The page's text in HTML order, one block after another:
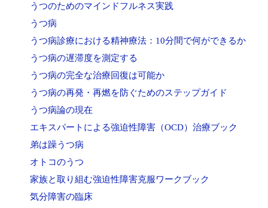
うつのためのマインドフルネス実践
うつ病
うつ病診療における精神療法：10分間で何ができるか
うつ病の遅滞度を測定する
うつ病の完全な治療回復は可能か
うつ病の再発・再燃を防ぐためのステップガイド
うつ病論の現在
エキスパートによる強迫性障害（OCD）治療ブック
弟は躁うつ病
オトコのうつ
家族と取り組む強迫性障害克服ワークブック
気分障害の臨床